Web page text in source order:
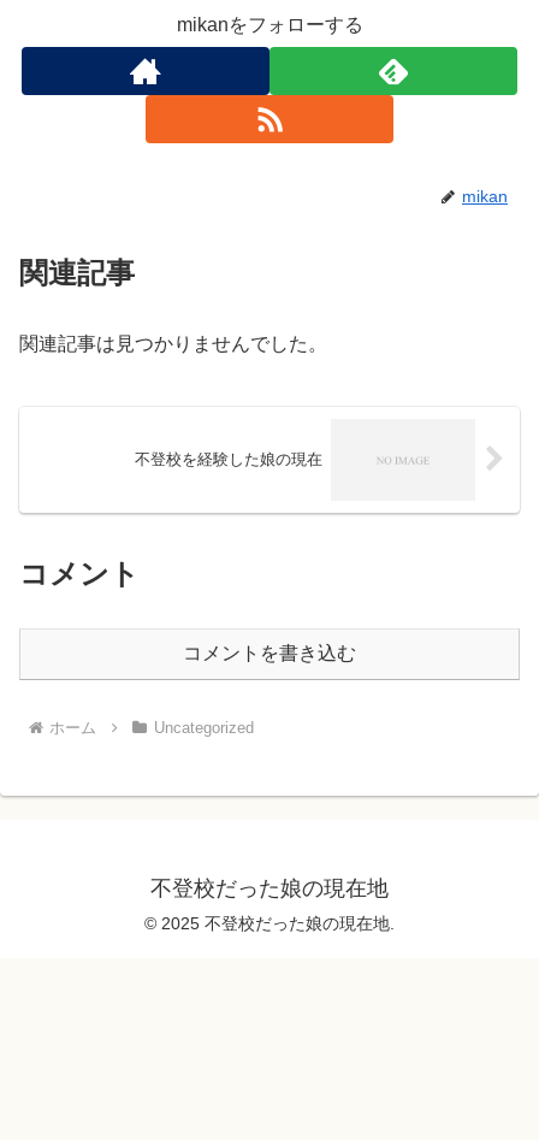
mikanをフォローする
mikan
関連記事
関連記事は見つかりませんでした。
不登校を経験した娘の現在
コメント
コメントを書き込む
ホーム Uncategorized
不登校だった娘の現在地
© 2025 不登校だった娘の現在地.